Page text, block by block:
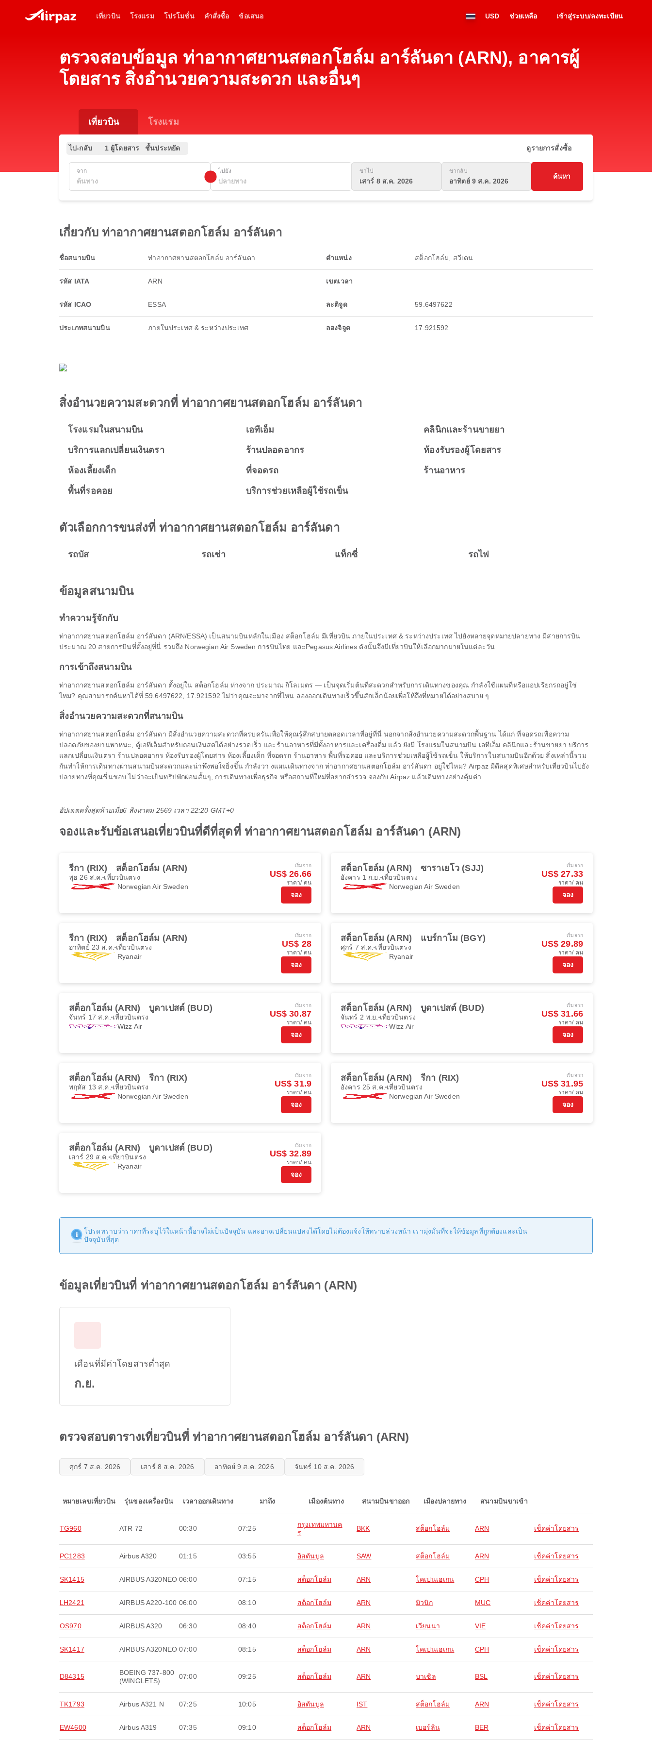
เที่ยวบิน โรงแรม โปรโมชั่น คำสั่งซื้อ ข้อเสนอ USD ช่วยเหลือ เข้าสู่ระบบ/ลงทะเบียน
ตรวจสอบข้อมูล ท่าอากาศยานสตอกโฮล์ม อาร์ลันดา (ARN), อาคารผู้
โดยสาร สิ่งอำนวยความสะดวก และอื่นๆ
เที่ยวบิน โรงแรม
ไป-กลับ 1 ผู้โดยสาร ชั้นประหยัด ดูรายการสั่งซื้อ
จาก ไปยัง ขาไป
เสาร์ 8 ส.ค. 2026
ขากลับ
อาทิตย์ 9 ส.ค. 2026
ค้นหา
เกี่ยวกับ ท่าอากาศยานสตอกโฮล์ม อาร์ลันดา
ชื่อสนามบิน ท่าอากาศยานสตอกโฮล์ม อาร์ลันดา
รหัส IATA ARN
รหัส ICAO ESSA
ประเภทสนามบิน ภายในประเทศ & ระหว่างประเทศ
ตำแหน่ง สต็อกโฮล์ม, สวีเดน
เขตเวลา
ละติจูด 59.6497622
ลองจิจูด 17.921592
สิ่งอำนวยความสะดวกที่ ท่าอากาศยานสตอกโฮล์ม อาร์ลันดา
โรงแรมในสนามบิน เอทีเอ็ม คลินิกและร้านขายยา
บริการแลกเปลี่ยนเงินตรา ร้านปลอดอากร ห้องรับรองผู้โดยสาร
ห้องเลี้ยงเด็ก ที่จอดรถ ร้านอาหาร
พื้นที่รอคอย บริการช่วยเหลือผู้ใช้รถเข็น
ตัวเลือกการขนส่งที่ ท่าอากาศยานสตอกโฮล์ม อาร์ลันดา
รถบัส รถเช่า แท็กซี่ รถไฟ
ข้อมูลสนามบิน
ทำความรู้จักกับ
ท่าอากาศยานสตอกโฮล์ม อาร์ลันดา (ARN/ESSA) เป็นสนามบินหลักในเมือง สต็อกโฮล์ม มีเที่ยวบิน ภายในประเทศ & ระหว่างประเทศ ไปยังหลายจุดหมายปลายทาง มีสายการบิน
ประมาณ 20 สายการบินที่ตั้งอยู่ที่นี่ รวมถึง Norwegian Air Sweden การบินไทย และPegasus Airlines ดังนั้นจึงมีเที่ยวบินให้เลือกมากมายในแต่ละวัน
การเข้าถึงสนามบิน
ท่าอากาศยานสตอกโฮล์ม อาร์ลันดา ตั้งอยู่ใน สต็อกโฮล์ม ห่างจาก ประมาณ กิโลเมตร — เป็นจุดเริ่มต้นที่สะดวกสำหรับการเดินทางของคุณ กำลังใช้แผนที่หรือแอปเรียกรถอยู่ใช่
ไหม? คุณสามารถค้นหาได้ที่ 59.6497622, 17.921592 ไม่ว่าคุณจะมาจากที่ไหน ลองออกเดินทางเร็วขึ้นสักเล็กน้อยเพื่อให้ถึงที่หมายได้อย่างสบาย ๆ
สิ่งอำนวยความสะดวกที่สนามบิน
ท่าอากาศยานสตอกโฮล์ม อาร์ลันดา มีสิ่งอำนวยความสะดวกที่ครบครันเพื่อให้คุณรู้สึกสบายตลอดเวลาที่อยู่ที่นี่ นอกจากสิ่งอำนวยความสะดวกพื้นฐาน ได้แก่ ที่จอดรถเพื่อความ
ปลอดภัยของยานพาหนะ, ตู้เอทีเอ็มสำหรับถอนเงินสดได้อย่างรวดเร็ว และร้านอาหารที่มีทั้งอาหารและเครื่องดื่ม แล้ว ยังมี โรงแรมในสนามบิน เอทีเอ็ม คลินิกและร้านขายยา บริการ
แลกเปลี่ยนเงินตรา ร้านปลอดอากร ห้องรับรองผู้โดยสาร ห้องเลี้ยงเด็ก ที่จอดรถ ร้านอาหาร พื้นที่รอคอย และบริการช่วยเหลือผู้ใช้รถเข็น ให้บริการในสนามบินอีกด้วย สิ่งเหล่านี้รวม
กันทำให้การเดินทางผ่านสนามบินสะดวกและน่าพึงพอใจยิ่งขึ้น กำลังวา งแผนเดินทางจาก ท่าอากาศยานสตอกโฮล์ม อาร์ลันดา อยู่ใช่ไหม? Airpaz มีดีลสุดพิเศษสำหรับเที่ยวบินไปยัง
ปลายทางที่คุณชื่นชอบ ไม่ว่าจะเป็นทริปพักผ่อนสั้นๆ, การเดินทางเพื่อธุรกิจ หรือสถานที่ใหม่ที่อยากสำรวจ จองกับ Airpaz แล้วเดินทางอย่างคุ้มค่า
อัปเดตครั้งสุดท้ายเมื่อ6 สิงหาคม 2569 เวลา 22:20 GMT+0
จองและรับข้อเสนอเที่ยวบินที่ดีที่สุดที่ ท่าอากาศยานสตอกโฮล์ม อาร์ลันดา (ARN)
รีกา (RIX) สต็อกโฮล์ม (ARN)
พุธ 26 ส.ค. เที่ยวบินตรง
Norwegian Air Sweden
เริ่มจาก
US$ 26.66
ราคา/ คน
จอง
สต็อกโฮล์ม (ARN) ซาราเยโว (SJJ)
อังคาร 1 ก.ย. เที่ยวบินตรง
Norwegian Air Sweden
เริ่มจาก
US$ 27.33
ราคา/ คน
จอง
รีกา (RIX) สต็อกโฮล์ม (ARN)
อาทิตย์ 23 ส.ค. เที่ยวบินตรง
Ryanair
เริ่มจาก
US$ 28
ราคา/ คน
จอง
สต็อกโฮล์ม (ARN) แบร์กาโม (BGY)
ศุกร์ 7 ส.ค. เที่ยวบินตรง
Ryanair
เริ่มจาก
US$ 29.89
ราคา/ คน
จอง
สต็อกโฮล์ม (ARN) บูดาเปสต์ (BUD)
จันทร์ 17 ส.ค. เที่ยวบินตรง
Wizz Air
เริ่มจาก
US$ 30.87
ราคา/ คน
จอง
สต็อกโฮล์ม (ARN) บูดาเปสต์ (BUD)
จันทร์ 2 พ.ย. เที่ยวบินตรง
Wizz Air
เริ่มจาก
US$ 31.66
ราคา/ คน
จอง
สต็อกโฮล์ม (ARN) รีกา (RIX)
พฤหัส 13 ส.ค. เที่ยวบินตรง
Norwegian Air Sweden
เริ่มจาก
US$ 31.9
ราคา/ คน
จอง
สต็อกโฮล์ม (ARN) รีกา (RIX)
อังคาร 25 ส.ค. เที่ยวบินตรง
Norwegian Air Sweden
เริ่มจาก
US$ 31.95
ราคา/ คน
จอง
สต็อกโฮล์ม (ARN) บูดาเปสต์ (BUD)
เสาร์ 29 ส.ค. เที่ยวบินตรง
Ryanair
เริ่มจาก
US$ 32.89
ราคา/ คน
จอง
โปรดทราบว่าราคาที่ระบุไว้ในหน้านี้อาจไม่เป็นปัจจุบัน และอาจเปลี่ยนแปลงได้โดยไม่ต้องแจ้งให้ทราบล่วงหน้า เรามุ่งมั่นที่จะให้ข้อมูลที่ถูกต้องและเป็น
ปัจจุบันที่สุด
ข้อมูลเที่ยวบินที่ ท่าอากาศยานสตอกโฮล์ม อาร์ลันดา (ARN)
เดือนที่มีค่าโดยสารต่ำสุด
ก.ย.
ตรวจสอบตารางเที่ยวบินที่ ท่าอากาศยานสตอกโฮล์ม อาร์ลันดา (ARN)
ศุกร์ 7 ส.ค. 2026 เสาร์ 8 ส.ค. 2026 อาทิตย์ 9 ส.ค. 2026 จันทร์ 10 ส.ค. 2026
หมายเลขเที่ยวบิน รุ่นของเครื่องบิน เวลาออกเดินทาง มาถึง เมืองต้นทาง สนามบินขาออก เมืองปลายทาง สนามบินขาเข้า
TG960 ATR 72 00:30 07:25
กรุงเทพมหานค
ร
BKK สต็อกโฮล์ม ARN เช็คค่าโดยสาร
PC1283 Airbus A320 01:15 03:55 อิสตันบูล SAW สต็อกโฮล์ม ARN เช็คค่าโดยสาร
SK1415 AIRBUS A320NEO 06:00 07:15 สต็อกโฮล์ม ARN โคเปนเฮเกน CPH เช็คค่าโดยสาร
LH2421 AIRBUS A220-100 06:00 08:10 สต็อกโฮล์ม ARN มิวนิก MUC เช็คค่าโดยสาร
OS970 AIRBUS A320 06:30 08:40 สต็อกโฮล์ม ARN เวียนนา VIE เช็คค่าโดยสาร
SK1417 AIRBUS A320NEO 07:00 08:15 สต็อกโฮล์ม ARN โคเปนเฮเกน CPH เช็คค่าโดยสาร
D84315
BOEING 737-800
(WINGLETS)
07:00 09:25 สต็อกโฮล์ม ARN บาเซิล BSL เช็คค่าโดยสาร
TK1793 Airbus A321 N 07:25 10:05 อิสตันบูล IST สต็อกโฮล์ม ARN เช็คค่าโดยสาร
EW4600 Airbus A319 07:35 09:10 สต็อกโฮล์ม ARN เบอร์ลิน BER เช็คค่าโดยสาร